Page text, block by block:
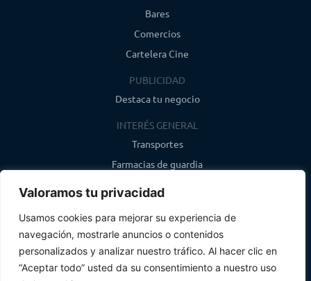
Valoramos tu privacidad
Usamos cookies para mejorar su experiencia de
navegación, mostrarle anuncios o contenidos
personalizados y analizar nuestro tráfico. Al hacer clic en
“Aceptar todo” usted da su consentimiento a nuestro uso
Bares
Comercios
Cartelera Cine
PUBLICIDAD
Destaca tu negocio
INTERÉS GENERAL
Transportes
Farmacias de guardia
CONTACTO
info@infosegovia.com